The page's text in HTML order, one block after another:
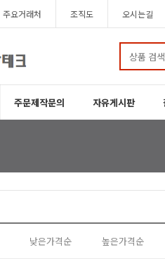
주요거래처 조직도 오시는길
주문제작문의 자유게시판
낮은가격순 높은가격순